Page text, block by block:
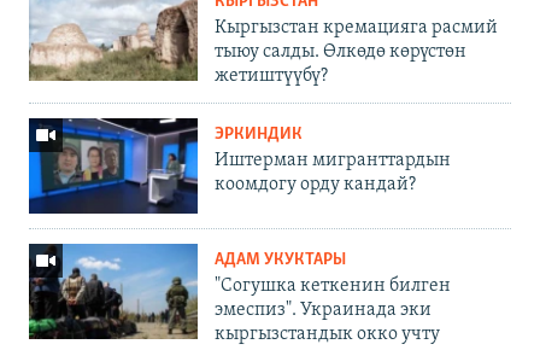
Кыргызстан кремацияга расмий
тыюу салды. Өлкөдө көрүстөн
жетиштүүбү?
ЭРКИНДИК
Иштерман мигранттардын
коомдогу орду кандай?
АДАМ УКУКТАРЫ
"Согушка кеткенин билген
эмеспиз". Украинада эки
кыргызстандык окко учту